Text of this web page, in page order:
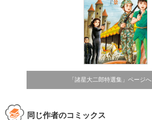
「諸星大二郎特選集」ページへ
同じ作者のコミックス